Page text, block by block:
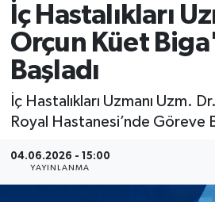
İç Hastalıkları
Orçun Küet
Başladı
İç Hastalıkları Uzmanı Uzm.
Royal Hastanesi’nde Göreve
04.06.2026 - 15:00
YAYINLANMA
Dünya
Eğitim
Ekonomi
Gündem
Son Dakika Haberleri
Haber Arşivi